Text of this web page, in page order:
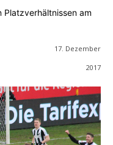
am
17. Dezember
2017